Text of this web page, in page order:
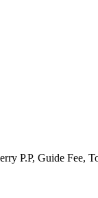
P.P, Guide Fee,